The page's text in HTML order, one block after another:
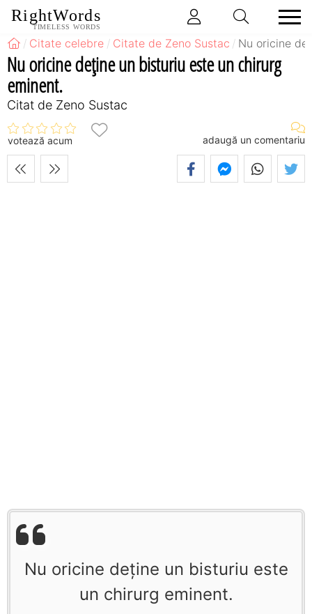
RightWords
TIMELESS WORDS
Citate celebre Citate de Zeno Sustac Nu oricine
Nu oricine deţine un bisturiu este un chirurg
eminent.
Citat de Zeno Sustac
votează acum adaugă un comentariu
Nu oricine deţine un bisturiu este
un chirurg eminent.